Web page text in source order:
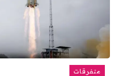
متفرقات